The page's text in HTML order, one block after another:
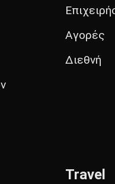
Αγορές
Διεθνή
Travel